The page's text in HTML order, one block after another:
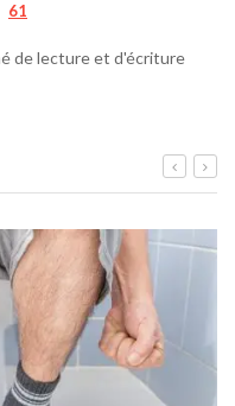
61
de lecture et d'écriture